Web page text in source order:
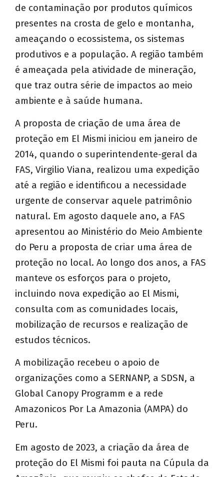
de contaminação por produtos químicos
presentes na crosta de gelo e montanha,
ameaçando o ecossistema, os sistemas
produtivos e a população. A região também
é ameaçada pela atividade de mineração,
que traz outra série de impactos ao meio
ambiente e à saúde humana.
A proposta de criação de uma área de
proteção em El Mismi iniciou em janeiro de
2014, quando o superintendente-geral da
FAS, Virgilio Viana, realizou uma expedição
até a região e identificou a necessidade
urgente de conservar aquele patrimônio
natural. Em agosto daquele ano, a FAS
apresentou ao Ministério do Meio Ambiente
do Peru a proposta de criar uma área de
proteção no local. Ao longo dos anos, a FAS
manteve os esforços para o projeto,
incluindo nova expedição ao El Mismi,
consulta com as comunidades locais,
mobilização de recursos e realização de
estudos técnicos.
A mobilização recebeu o apoio de
organizações como a SERNANP, a SDSN, a
Global Canopy Programm e a rede
Amazonicos Por La Amazonia (AMPA) do
Peru.
Em agosto de 2023, a criação da área de
proteção do El Mismi foi pauta na Cúpula da